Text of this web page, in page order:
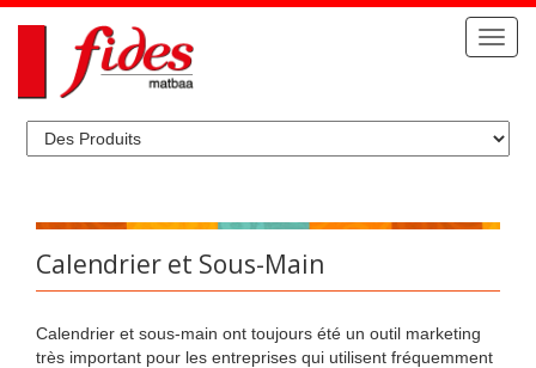
Mobil
Calendrier et Sous-Main
Calendrier et sous-main ont toujours été un outil marketing
très important pour les entreprises qui utilisent fréquemment